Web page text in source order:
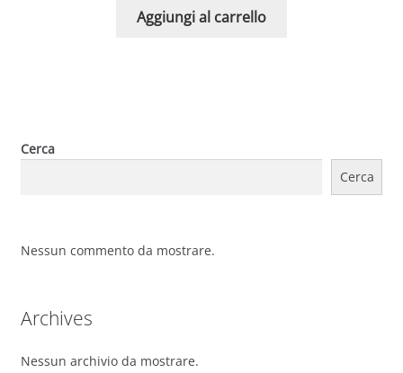
Aggiungi al carrello
Cerca
Cerca
Nessun commento da mostrare.
Archives
Nessun archivio da mostrare.